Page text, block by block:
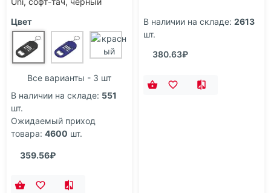
Цвет
Все варианты - 3 шт
В наличии на складе: 551
шт.
Ожидаемый приход
товара: 4600 шт.
359.56₽
В наличии на складе: 2613
шт.
380.63₽